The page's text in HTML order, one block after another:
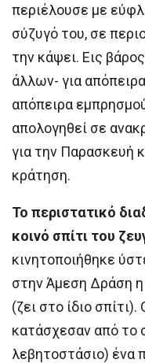
περιέλουσε με
σύζυγό του, σε
την κάψει. Εις
άλλων- για
απόπειρα
απολογηθεί σε
για την Παρασκευή
κράτηση.
Το περιστατικό
κοινό σπίτι του
κινητοποιήθηκε
στην Άμεση Δράση
(ζει στο ίδιο
κατάσχεσαν από το
λεβητοστάσιο) ένα